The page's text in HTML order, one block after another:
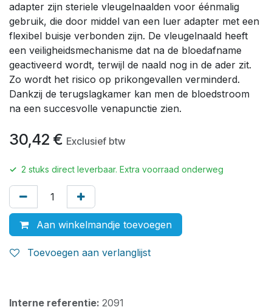
adapter zijn steriele vleugelnaalden voor éénmalig
gebruik, die door middel van een luer adapter met een
flexibel buisje verbonden zijn. De vleugelnaald heeft
een veiligheidsmechanisme dat na de bloedafname
geactiveerd wordt, terwijl de naald nog in de ader zit.
Zo wordt het risico op prikongevallen verminderd.
Dankzij de terugslagkamer kan men de bloedstroom
na een succesvolle venapunctie zien.
30,42 € Exclusief btw
✓ 2 stuks direct leverbaar. Extra voorraad onderweg
Aan winkelmandje toevoegen
Toevoegen aan verlanglijst
Interne referentie: 2091